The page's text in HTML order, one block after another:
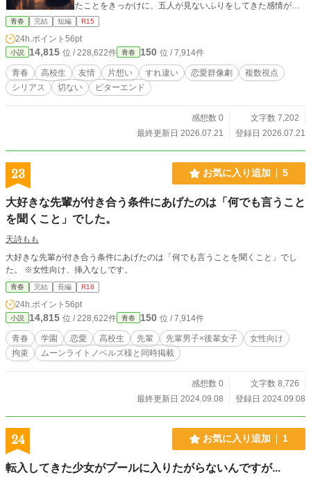
たことをきっかけに、五人が見ないふりをしてきた感情が、
次々と露わになっていく。 彼らを繋いでいたのは、本当に友
情だったのか。 それとも、誰も本心を口にしないことで保た
れていた、ただの停戦だったのか。 恋愛からひとり余る少
年・律と、彼を追いかける少女・美月。 二つの視点で描く、
五人の友情が崩れ落ちる直前の青春群像短編。
青春 完結 短編 R15
24h.ポイント 56pt
小説 14,815 位 / 228,622件 青春 150 位 / 7,914件
青春 高校生 友情 片想い すれ違い 恋愛群像劇
複数視点
シリアス
切ない ビターエンド
感想数 0
文字数 7,202
最終更新日 2026.07.21
登録日 2026.07.21
23 お気に入り追加 5
大好きな先輩が付き合う条件にあげたのは「何でも言うこと
を聞くこと」でした。
天詩もも
大好きな先輩が付き合う条件にあげたのは「何でも言うことを聞くこと」でし
た。 ※女性向け、挿入なしです。
青春 完結 長編 R18
24h.ポイント 56pt
小説 14,815 位 / 228,622件 青春 150 位 / 7,914件
青春 学園 恋愛 高校生 先輩 先輩男子×後輩女子
女性向け
拘束
ムーンライトノベルズ様と同時掲載
感想数 0
文字数 8,726
最終更新日 2024.09.08
登録日 2024.09.08
24 お気に入り追加 1
転入してきた少女がプールに入りたがらないんですが...